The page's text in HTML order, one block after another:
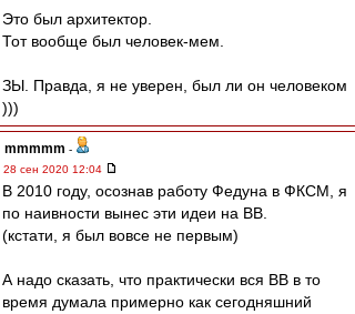
Это был архитектор.
Тот вообще был человек-мем.
ЗЫ. Правда, я не уверен, был ли он человеком
)))
mmmmm -
28 сен 2020 12:04
В 2010 году, осознав работу Федуна в ФКСМ, я
по наивности вынес эти идеи на ВВ.
(кстати, я был вовсе не первым)
А надо сказать, что практически вся ВВ в то
время думала примерно как сегодняшний